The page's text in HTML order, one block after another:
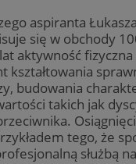
aspiranta
się w obchody
aktywność
kształtowania
budowania
takich jak
tego, że
służbą